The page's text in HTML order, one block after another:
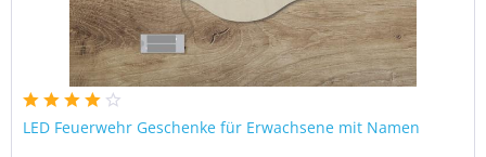
LED Feuerwehr Geschenke für Erwachsene mit Namen